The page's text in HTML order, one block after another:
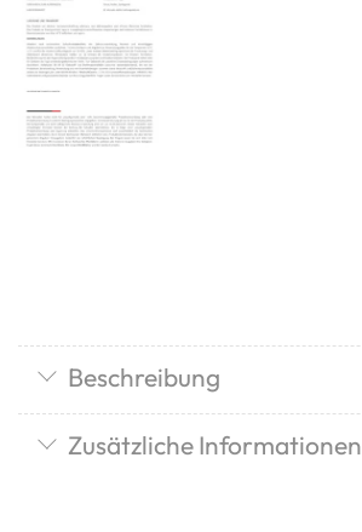
Beschreibung
Zusätzliche Informationen